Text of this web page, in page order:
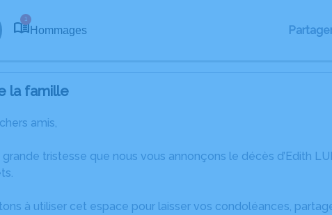
1
Hommages
la famille
amis,
grande tristesse que nous vous annonçons le décès d’Edith
à utiliser cet espace pour laisser vos condoléances,